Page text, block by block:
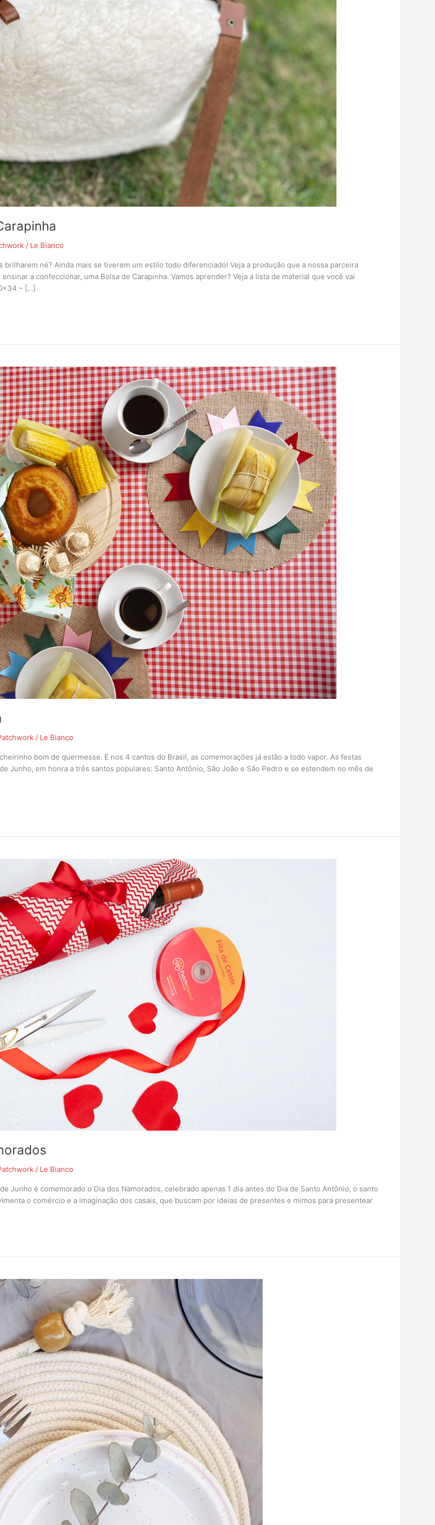
/ Le Bianco
né? Ainda mais se tiverem um estilo todo diferenciado! Veja a produção que a nossa parceira
a confeccionar, uma Bolsa de Carapinha. Vamos aprender? Veja a lista de material que você vai
– […]
/ Le Bianco
bom de quermesse. E nos 4 cantos do Brasil, as comemorações já estão a todo vapor. As festas
Junho, em honra a três santos populares: Santo Antônio, São João e São Pedro e se estendem no mês de
/ Le Bianco
Junho é comemorado o Dia dos Namorados, celebrado apenas 1 dia antes do Dia de Santo Antônio, o santo
o comércio e a imaginação dos casais, que buscam por ideias de presentes e mimos para presentear